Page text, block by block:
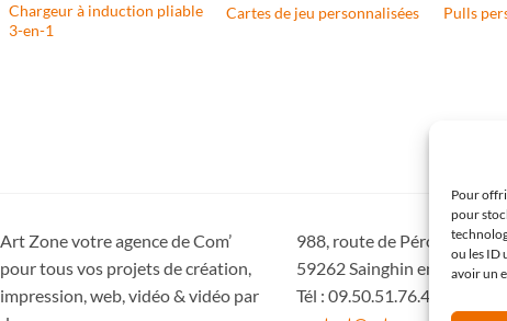
Pour
pour
ou les ID
avoir un
Chargeur à induction pliable
3-en-1
Cartes de jeu personnalisées Pulls
Art Zone votre agence de Com’
pour tous vos projets de création,
impression, web, vidéo & vidéo par
988, route de Péronne
59262 Sainghin en
Tél : 09.50.51.76.47